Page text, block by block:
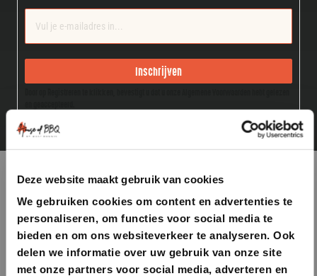
Deze website maakt gebruik van cookies
We gebruiken cookies om content en advertenties te
personaliseren, om functies voor social media te
bieden en om ons websiteverkeer te analyseren. Ook
delen we informatie over uw gebruik van onze site
met onze partners voor social media, adverteren en
Inschrijven